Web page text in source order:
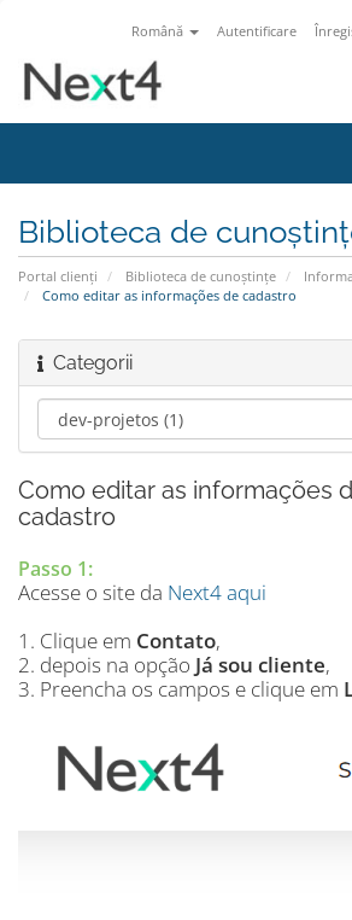
Română Autentificare
Biblioteca de
Portal clienți Biblioteca de cunoștințe
Como editar as informações de cadastro
Categorii
Como editar as informações
cadastro
Passo 1:
Acesse o site da Next4 aqui
1. Clique em Contato,
2. depois na opção Já sou cliente,
3. Preencha os campos e clique em